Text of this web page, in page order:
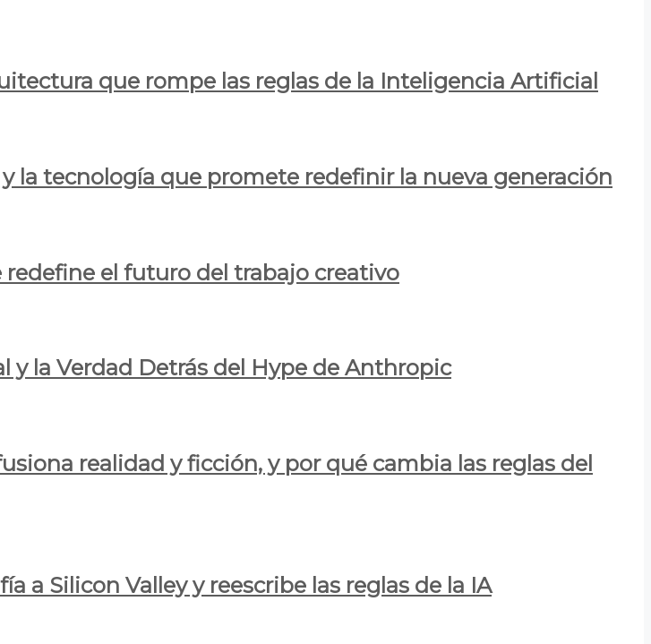
que rompe las reglas de la Inteligencia Artificial
la tecnología que promete redefinir la nueva generación
el futuro del trabajo creativo
y la Verdad Detrás del Hype de Anthropic
realidad y ficción, y por qué cambia las reglas del
a Silicon Valley y reescribe las reglas de la IA